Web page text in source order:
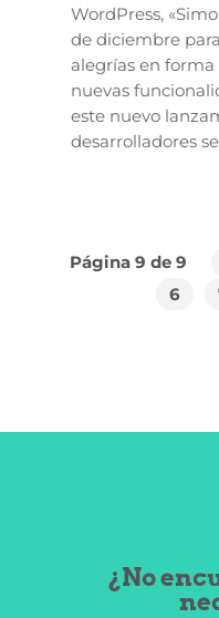
WordPress,
de diciembre
alegrías en
nuevas
este nuevo
desarrolladores
Página 9 de 9
6
¿No